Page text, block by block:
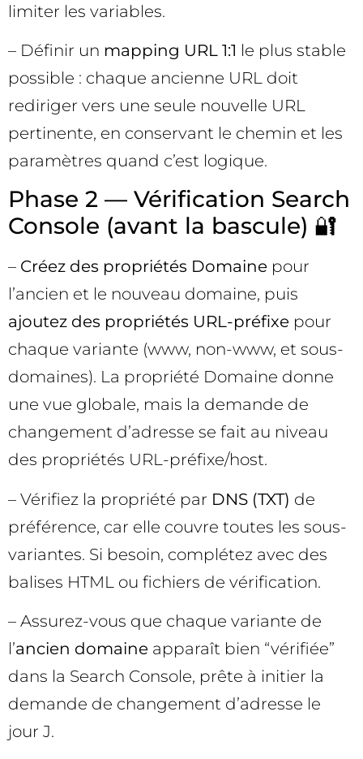
limiter les variables.
– Définir un mapping URL 1:1 le plus stable
possible : chaque ancienne URL doit
rediriger vers une seule nouvelle URL
pertinente, en conservant le chemin et les
paramètres quand c’est logique.
Phase 2 — Vérification Search
Console (avant la bascule) 🔐
– Créez des propriétés Domaine pour
l’ancien et le nouveau domaine, puis
ajoutez des propriétés URL-préfixe pour
chaque variante (www, non-www, et sous-
domaines). La propriété Domaine donne
une vue globale, mais la demande de
changement d’adresse se fait au niveau
des propriétés URL-préfixe/host.
– Vérifiez la propriété par DNS (TXT) de
préférence, car elle couvre toutes les sous-
variantes. Si besoin, complétez avec des
balises HTML ou fichiers de vérification.
– Assurez-vous que chaque variante de
l’ancien domaine apparaît bien “vérifiée”
dans la Search Console, prête à initier la
demande de changement d’adresse le
jour J.